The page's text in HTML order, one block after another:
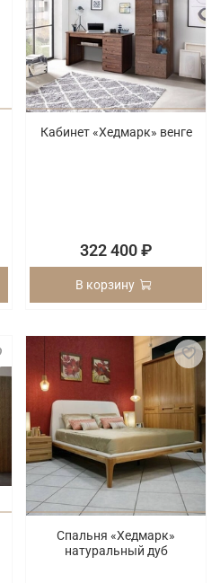
Кабинет «Хедмарк» венге
322 400 ₽
В корзину
Спальня «Хедмарк»
натуральный дуб